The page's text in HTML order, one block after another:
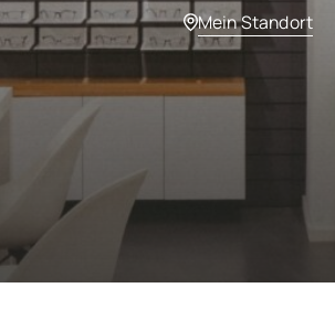
Mein Standort